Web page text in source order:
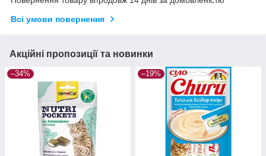
Всі умови повернення
Акційні пропозиції та новинки
–34% –19%